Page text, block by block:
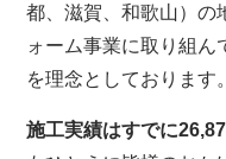
都、滋賀、和歌山）の
ォーム事業に取り組ん
を理念としております。
施工実績はすでに